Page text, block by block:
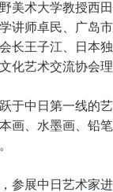
美术大学教授西
讲师卓民、广岛
长王子江、日本
化艺术交流协会
于中日第一线的
画、水墨画、铅
参展中日艺术家